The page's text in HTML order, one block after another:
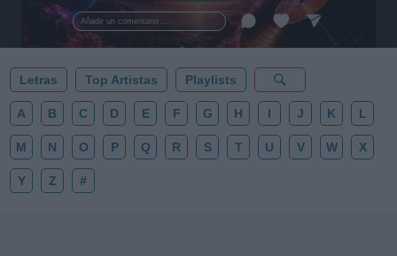
Añadir un comentario ...
esta colección para tu próxima noche estrellada!
✨⭐
Letras Top Artistas Playlists
A B C D E F G H I J K L
M N O P Q R S T U V W X
Y Z #